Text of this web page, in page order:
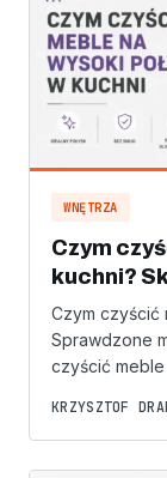
WNĘTRZA
Czym
kuchni?
Czym czyścić
Sprawdzone
czyścić
KRZYSZTOF